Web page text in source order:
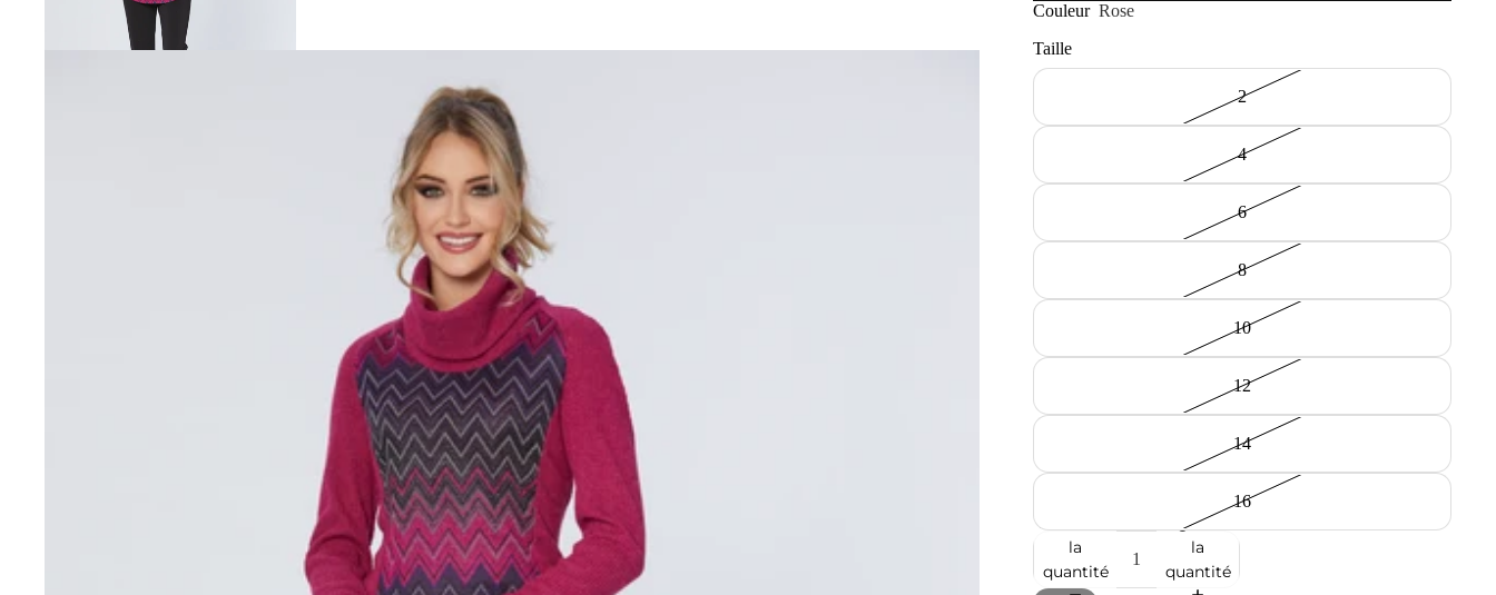
DESROSIERS
PEDRO SPORT
PLONGÉ
SPORTZONE
VOLT DESIGN
Couleur Rose
Taille
2
4
6
8
10
12
14
16
Diminuer
la
quantité
Augmenter
la
quantité